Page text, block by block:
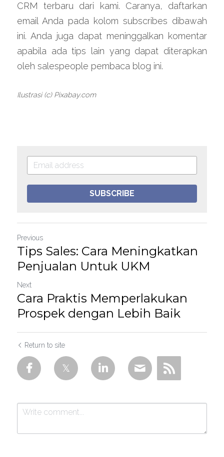
CRM terbaru dari kami. Caranya, daftarkan
email Anda pada kolom subscribes dibawah
ini. Anda juga dapat meninggalkan komentar
apabila ada tips lain yang dapat diterapkan
oleh salespeople pembaca blog ini.
Ilustrasi (c) Pixabay.com
SUBSCRIBE
Previous
Tips Sales: Cara Meningkatkan
Penjualan Untuk UKM
Next
Cara Praktis Memperlakukan
Prospek dengan Lebih Baik
Return to site